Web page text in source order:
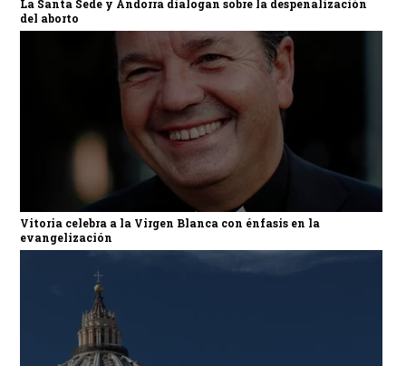
La Santa Sede y Andorra dialogan sobre la despenalización
del aborto
Vitoria celebra a la Virgen Blanca con énfasis en la
evangelización